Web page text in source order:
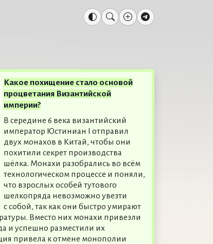
Какое похищение стало основой
процветания Византийской
империи?
В середине 6 века византийский
император Юстиниан I отправил
двух монахов в Китай, чтобы они
похитили секрет производства
шёлка. Монахи разобрались во всём
технологическом процессе и поняли,
что взрослых особей тутового
шелкопряда невозможно увезти
с собой, так как они быстро умирают
Вместо них монахи привезли
и успешно разместили их
привела к отмене монополии